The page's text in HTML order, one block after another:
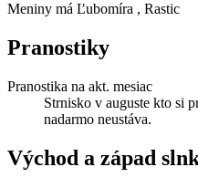
Meniny má Ľubomíra , Rastic
Pranostiky
Pranostika na akt. mesiac
Strnisko v auguste kto si
nadarmo neustáva.
Východ a západ